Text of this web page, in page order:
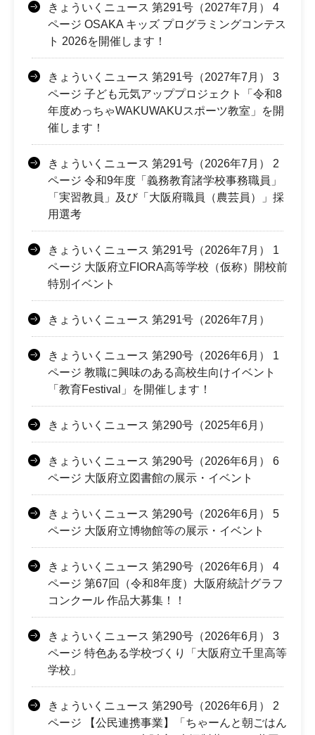
きょういくニュース 第291号（2027年7月） 4
ページ OSAKA キッズ プログラミングコンテス
ト 2026を開催します！
きょういくニュース 第291号（2027年7月） 3
ページ 子ども元気アッププロジェクト「令和8
年度めっちゃWAKUWAKUスポーツ教室」を開
催します！
きょういくニュース 第291号（2026年7月） 2
ページ 令和9年度「義務教育諸学校事務職員」
「実習教員」及び「大阪府職員（農芸員）」採
用選考
きょういくニュース 第291号（2026年7月） 1
ページ 大阪府立FIORA高等学校（仮称）開校前
特別イベント
きょういくニュース 第291号（2026年7月）
きょういくニュース 第290号（2026年6月） 1
ページ 教職に興味のある高校生向けイベント
「教育Festival」を開催します！
きょういくニュース 第290号（2025年6月）
きょういくニュース 第290号（2026年6月） 6
ページ 大阪府立図書館の展示・イベント
きょういくニュース 第290号（2026年6月） 5
ページ 大阪府立博物館等の展示・イベント
きょういくニュース 第290号（2026年6月） 4
ページ 第67回（令和8年度）大阪府統計グラフ
コンクール 作品大募集！！
きょういくニュース 第290号（2026年6月） 3
ページ 特色ある学校づくり「大阪府立千里高等
学校」
きょういくニュース 第290号（2026年6月） 2
ページ 【公民連携事業】「ちゃーんと朝ごはん